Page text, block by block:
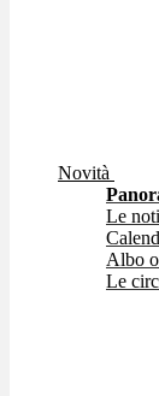
Novità
Le
Albo
Le